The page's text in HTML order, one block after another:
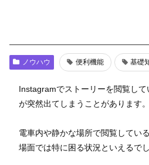
ノウハウ 便利機能 基礎
Instagramでストーリーを閲覧し
が突然出てしまうことがあります。
電車内や静かな場所で閲覧してい
場面では特に困る状況といえるでし